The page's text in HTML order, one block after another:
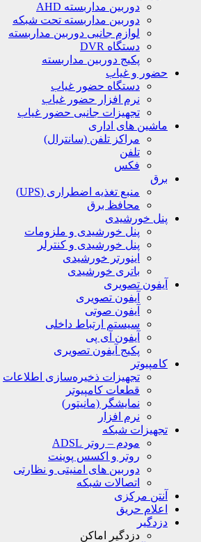
دوربین مداربسته AHD
دوربین مداربسته تحت شبکه
لوازم جانبی دوربین مداربسته
دستگاه DVR
پکیج دوربین مداربسته
حضور و غیاب
دستگاه حضور غیاب
نرم افزار حضور غیاب
تجهیزات جانبی حضور غیاب
ماشین های اداری
مراکز تلفن (سانترال)
تلفن
فکس
برق
منبع تغذیه اضطراری (UPS)
محافظ برق
پنل خورشیدی
پنل خورشیدی و ملزومات
پنل خورشیدی و کنترلر
اینورتر خورشیدی
باتری خورشیدی
آیفون تصویری
آیفون تصویری
آیفون صوتی
سیستم ارتباط داخلی
آیفون آی پی
پکیج آیفون تصویری
کامپیوتر
تجهیزات ذخیره‌سازی اطلاعات
قطعات کامپیوتر
نمایشگر (مانیتور)
نرم افزار
تجهیزات شبکه
مودم – روتر ADSL
روتر و اکسس پوینت
دوربین های امنیتی و نظارتی
اتصالات شبکه
آنتن مرکزی
اعلام حریق
دزدگیر
دزدگیر اماکن